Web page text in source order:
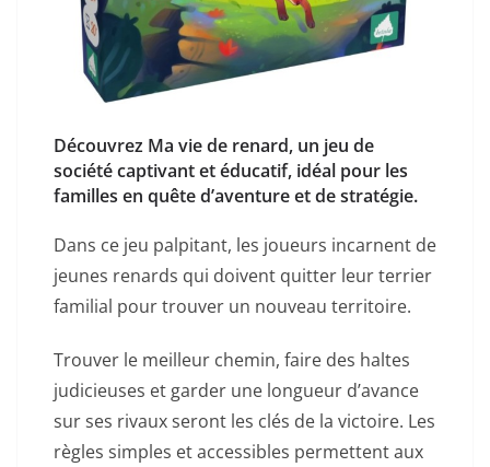
Découvrez Ma vie de renard, un jeu de
société captivant et éducatif, idéal pour les
familles en quête d’aventure et de stratégie.
Dans ce jeu palpitant, les joueurs incarnent de
jeunes renards qui doivent quitter leur terrier
familial pour trouver un nouveau territoire.
Trouver le meilleur chemin, faire des haltes
judicieuses et garder une longueur d’avance
sur ses rivaux seront les clés de la victoire. Les
règles simples et accessibles permettent aux